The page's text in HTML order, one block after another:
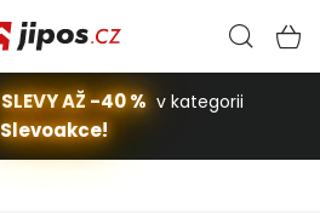
SLEVY AŽ -40 % v kategorii
Slevoakce!